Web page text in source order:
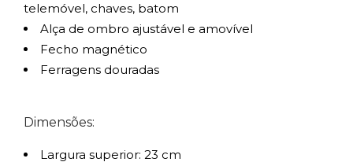
telemóvel, chaves, batom
Alça de ombro ajustável e amovível
Fecho magnético
Ferragens douradas
Dimensões:
Largura superior: 23 cm